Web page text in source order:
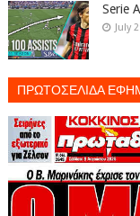
Serie
July
ΠΡΩΤΟΣΕΛΙΔΑ